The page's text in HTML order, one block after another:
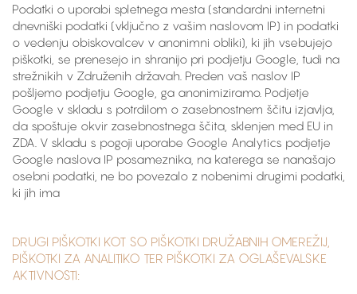
Podatki o uporabi spletnega mesta (standardni internetni
dnevniški podatki (vključno z vašim naslovom IP) in podatki
o vedenju obiskovalcev v anonimni obliki), ki jih vsebujejo
piškotki, se prenesejo in shranijo pri podjetju Google, tudi na
strežnikih v Združenih državah. Preden vaš naslov IP
pošljemo podjetju Google, ga anonimiziramo. Podjetje
Google v skladu s potrdilom o zasebnostnem ščitu izjavlja,
da spoštuje okvir zasebnostnega ščita, sklenjen med EU in
ZDA. V skladu s pogoji uporabe Google Analytics podjetje
Google naslova IP posameznika, na katerega se nanašajo
osebni podatki, ne bo povezalo z nobenimi drugimi podatki,
ki jih ima
DRUGI PIŠKOTKI KOT SO PIŠKOTKI DRUŽABNIH OMEREŽIJ,
PIŠKOTKI ZA ANALITIKO TER PIŠKOTKI ZA OGLAŠEVALSKE
AKTIVNOSTI: